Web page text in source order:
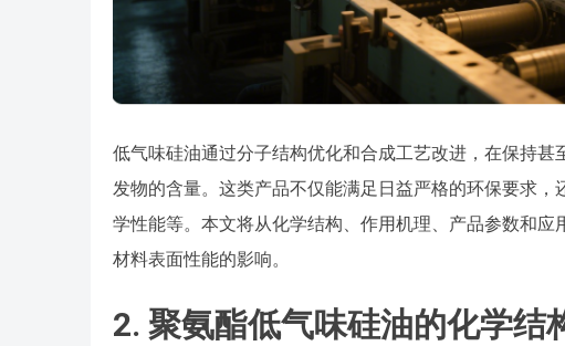
低气味硅油通过分子结构优化和合成工艺改进，在保持
发物的含量。这类产品不仅能满足日益严格的环保要求
学性能等。本文将从化学结构、作用机理、产品参数和
材料表面性能的影响。
2. 聚氨酯低气味硅油的化学结